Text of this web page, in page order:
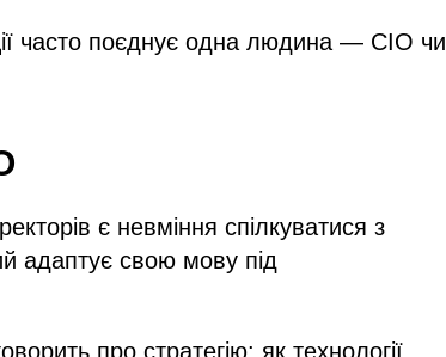
часто поєднує одна людина — CIO чи
є невміння спілкуватися з
адаптує свою мову під
про стратегію: як технології